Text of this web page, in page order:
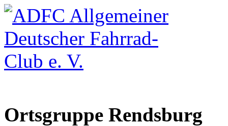
Ortsgruppe Rendsburg